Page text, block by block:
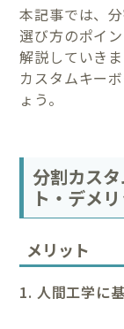
本記事では、
選び方のポイ
解説していき
カスタムキー
ょう。
分割カス
ト・デメ
メリット
1. 人間工学に